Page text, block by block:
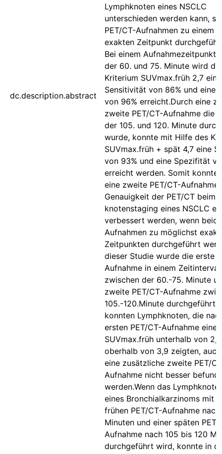
dc.description.abstract
Lymphknoten eines NSCLC
unterschieden werden kann,
PET/CT-Aufnahmen zu einem
exakten Zeitpunkt
Bei einem Aufnahmezeitpunkt
der 60. und 75. Minute wird
Kriterium SUVmax.früh 2,7 eine
Sensitivität von 86% und eine
von 96% erreicht.Durch eine
zweite PET/CT-Aufnahme die
der 105. und 120. Minute
wurde, konnte mit Hilfe des
SUVmax.früh + spät 4,7 eine
von 93% und eine Spezifität
erreicht werden. Somit konnte
eine zweite PET/CT-Aufnahme
Genauigkeit der PET/CT beim
knotenstaging eines NSCLC
verbessert werden, wenn
Aufnahmen zu möglichst
Zeitpunkten durchgeführt
dieser Studie wurde die erste
Aufnahme in einem Zeitintervall
zwischen der 60.-75. Minute
zweite PET/CT-Aufnahme
105.-120.Minute
konnten Lymphknoten, die
ersten PET/CT-Aufnahme einen
SUVmax.früh unterhalb von
oberhalb von 3,9 zeigten,
eine zusätzliche zweite PET/
Aufnahme nicht besser
werden.Wenn das
eines Bronchialkarzinoms mit
frühen PET/CT-Aufnahme
Minuten und einer späten PET/
Aufnahme nach 105 bis 120
durchgeführt wird, konnte in